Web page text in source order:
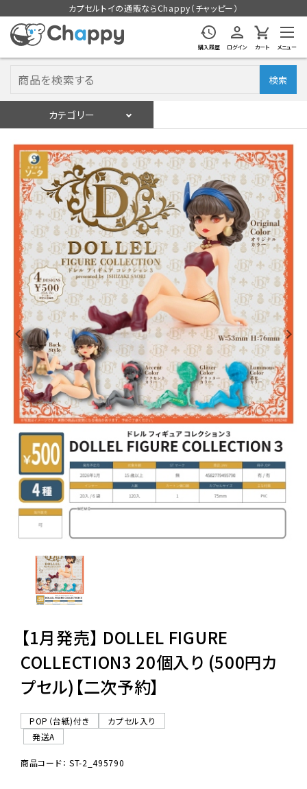
カプセルトイの通販ならChappy（チャッピー）
購入履歴 ログイン カート メニュー
検索
カテゴリー
ログイン 会員登録
入荷スケジュールをチェック
カプセルトイマシン本体
カプセルトイ
販促用空カプセル
レンタル
景品・玩具・文具
販促用カプセルトイ
よくあるご質問
ご利用ガイド
06-6282-7659
【1月発売】 DOLLEL FIGURE
COLLECTION3 20個入り (500円カ
プセル)【二次予約】
POP（台紙)付き
カプセル入り
発送A
商品コード： ST-2_495790